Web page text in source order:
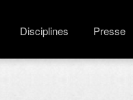
Disciplines Presse